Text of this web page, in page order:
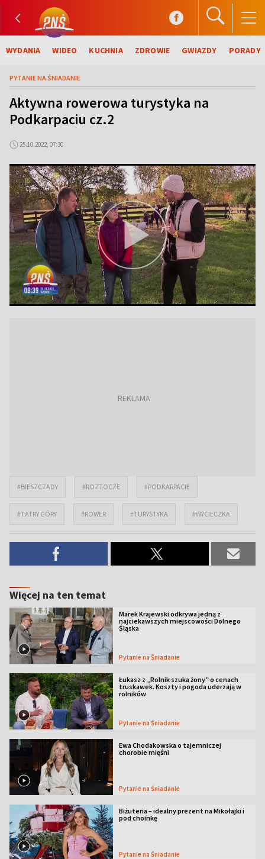
WYDANIA WIDEO KUCHNIA ZDROWIE GWIAZDY PORADY
PYTANIE NA ŚNIADANIE
Aktywna rowerowa turystyka na
Podkarpaciu cz.2
25.10.2022, 07:30
#BIESZCZADY #ROZTOCZE #PODKARPACIE
#TATRY GÓRY #ROWER #TURYSTYKA #WYCIECZKA
Więcej na ten temat
Marek Krajewski odkrywa jedną z
najciekawszych miejscowości Dolnego
Śląska
Pytanie na Śniadanie
Łukasz z „Rolnik szuka żony” o cenach
truskawek. Koszty i pogoda uderzają w
rolników
Pytanie na Śniadanie
Ewa Chodakowska o tajemniczej
chorobie mięśni
Pytanie na Śniadanie
Biżuteria – idealny prezent na Mikołajki i
pod choinkę
Pytanie na Śniadanie